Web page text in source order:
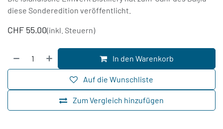
diese Sonderedition veröffentlicht.
CHF 55.00(inkl. Steuern)
In den Warenkorb
Zum Vergleich hinzufügen
Auf die Wunschliste